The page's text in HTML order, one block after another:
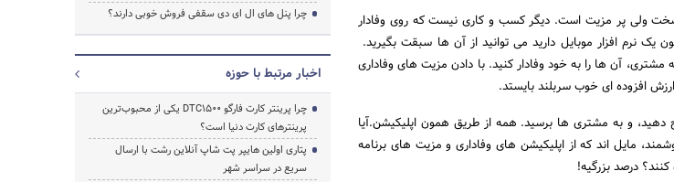
ولی پر مزیت است. دیگر کسب و کاری نیست که روی وفادار
نرم افزار موبایل دارید می توانید از آن ها سبقت بگیرید.
آن ها را به خود وفادار کنید. با دادن مزیت های وفاداری
افزوده ای خوب سربلند بایستد.
دهید، و به مشتری ها برسید. همه از طریق همون اپلیکیشن.آیا
همراه هوشمند، مایل اند که از اپلیکیشن های وفاداری و مزیت های برنامه
درصد بزرگیه!
چرا پنل های ال ای دی سقفی فروش خوبی دارند؟
اخبار مرتبط با حوزه
چرا پرینتر کارت فارگو DTC1500 یکی از محبوب‌ترین
پرینترهای کارت دنیا است؟
پتاری اولین هایپر پت شاپ آنلاین رشت با ارسال
سریع در سراسر شهر